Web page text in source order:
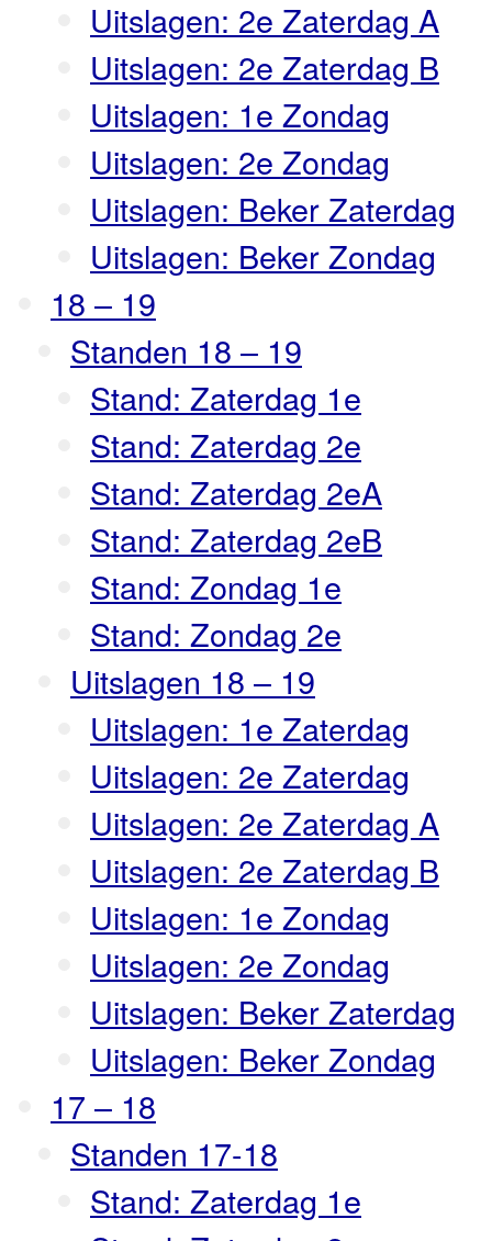
Uitslagen: 2e Zaterdag A
Uitslagen: 2e Zaterdag B
Uitslagen: 1e Zondag
Uitslagen: 2e Zondag
Uitslagen: Beker Zaterdag
Uitslagen: Beker Zondag
18 – 19
Standen 18 – 19
Stand: Zaterdag 1e
Stand: Zaterdag 2e
Stand: Zaterdag 2eA
Stand: Zaterdag 2eB
Stand: Zondag 1e
Stand: Zondag 2e
Uitslagen 18 – 19
Uitslagen: 1e Zaterdag
Uitslagen: 2e Zaterdag
Uitslagen: 2e Zaterdag A
Uitslagen: 2e Zaterdag B
Uitslagen: 1e Zondag
Uitslagen: 2e Zondag
Uitslagen: Beker Zaterdag
Uitslagen: Beker Zondag
17 – 18
Standen 17-18
Stand: Zaterdag 1e